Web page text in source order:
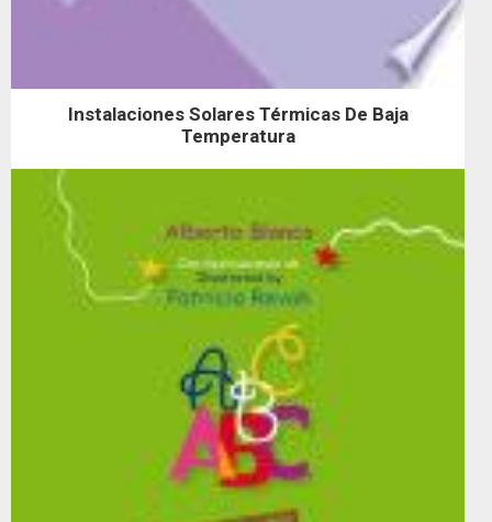
Instalaciones Solares Térmicas De Baja
Temperatura